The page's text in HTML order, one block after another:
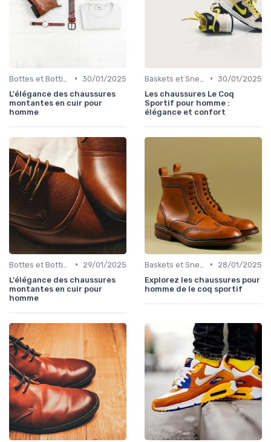
• 30/01/2025
L'élégance des chaussures
montantes en cuir pour
homme
• 30/01/2025
Les chaussures Le Coq
Sportif pour homme :
élégance et confort
•
29/01/2025
L'élégance des chaussures
montantes en cuir pour
homme
•
28/01/2025
Explorez les chaussures pour
homme de le coq sportif